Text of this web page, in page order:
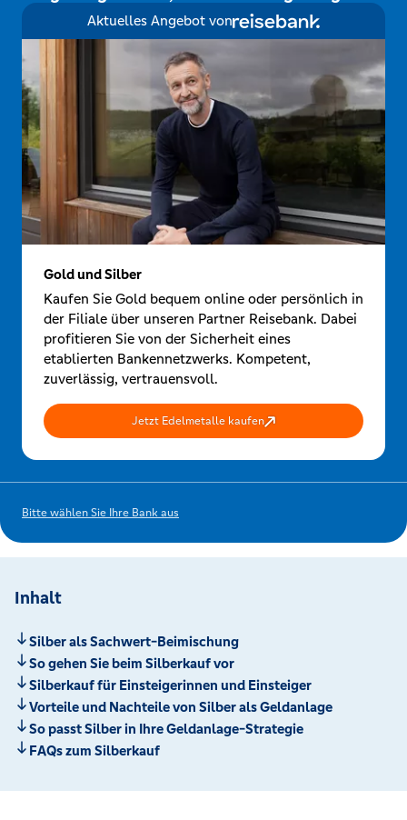
Aktuelles Angebot von
Gold und Silber
Kaufen Sie Gold bequem online oder persönlich in
der Filiale über unseren Partner Reisebank. Dabei
profitieren Sie von der Sicherheit eines
etablierten Bankennetzwerks. Kompetent,
zuverlässig, vertrauensvoll.
Jetzt Edelmetalle kaufen
Bitte wählen Sie Ihre Bank aus
Inhalt
Silber als Sachwert-Beimischung
So gehen Sie beim Silberkauf vor
Silberkauf für Einsteigerinnen und Einsteiger
Vorteile und Nachteile von Silber als Geldanlage
So passt Silber in Ihre Geldanlage-Strategie
FAQs zum Silberkauf